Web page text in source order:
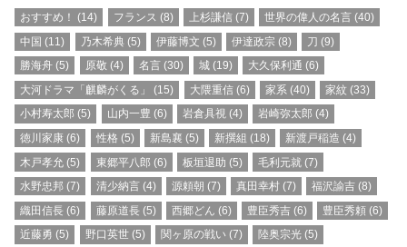
おすすめ！ (14) フランス (8) 上杉謙信(7) 世界の偉人の名言 (40)
中国 (11) 乃木希典(5) 伊藤博文 (5) 伊達政宗 (8) 刀 (9)
勝海舟 (5) 原敬 (4) 名言(30) 城 (19) 大久保利通 (6)
大河ドラマ「麒麟がくる」
(15) 大隈重信(6) 家系(40) 家紋 (33)
小村寿太郎 (5) 山内一豊 (6) 岩倉具視(4) 岩崎弥太郎 (4)
徳川家康 (6) 性格 (5) 新島襄 (5) 新撰組 (18) 新渡戸稲造 (4)
木戸孝允 (5) 東郷平八郎 (6) 板垣退助 (5) 毛利元就 (7)
水野忠邦 (7) 清少納言(4) 源頼朝 (7) 真田幸村 (7) 福沢諭吉 (8)
織田信長 (6) 藤原道長(5) 西郷どん (6) 豊臣秀吉 (6) 豊臣秀頼 (6)
近藤勇 (5) 野口英世(5) 関ヶ原の戦い(7) 陸奥宗光 (5)